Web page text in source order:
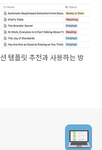
템플릿 추천과 사용하는 방